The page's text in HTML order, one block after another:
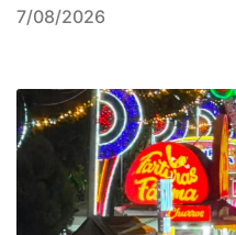
7/08/2026